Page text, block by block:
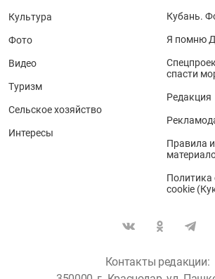
Культура
Фото
Видео
Туризм
Сельское хозяйство
Интересы
Кубань.
Я помню
спасти
Редакция
Правила
Политика
cookie
Контакты редакции: